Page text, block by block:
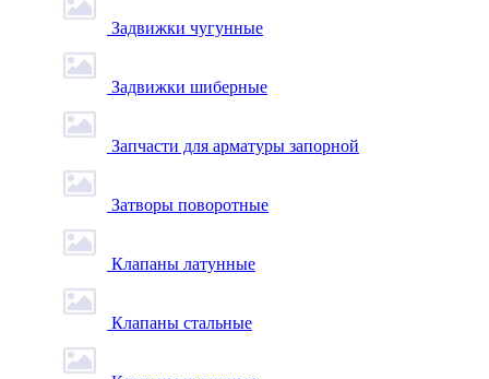
Задвижки чугунные
Задвижки шиберные
Запчасти для арматуры запорной
Затворы поворотные
Клапаны латунные
Клапаны стальные